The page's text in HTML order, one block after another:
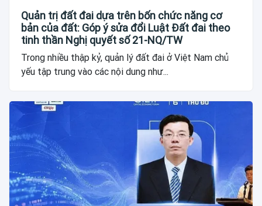
Quản trị đất đai dựa trên bốn chức năng cơ
bản của đất: Góp ý sửa đổi Luật Đất đai theo
tinh thần Nghị quyết số 21-NQ/TW
Trong nhiều thập kỷ, quản lý đất đai ở Việt Nam chủ
yếu tập trung vào các nội dung như...